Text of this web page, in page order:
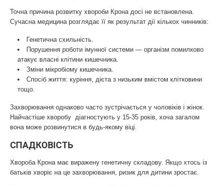
Точна причина розвитку хвороби Крона досі не встановлена.
Сучасна медицина розглядає її як результат дії кількох чинників:
Генетична схильність.
Порушення роботи імунної системи — організм помилково
атакує власні клітини кишечника.
Зміни мікробіому кишечника.
Спосіб життя: куріння, дієта з низьким вмістом клітковини
тощо.
Захворювання однаково часто зустрічається у чоловіків і жінок.
Найчастіше хворобу діагностують у 15-35 років, хоча загалом
вона може розвинутися в будь-якому віці.
СПАДКОВІСТЬ
Хвороба Крона має виражену генетичну складову. Якщо хтось із
батьків хворіє на це захворювання, ризик для дитини зростає.